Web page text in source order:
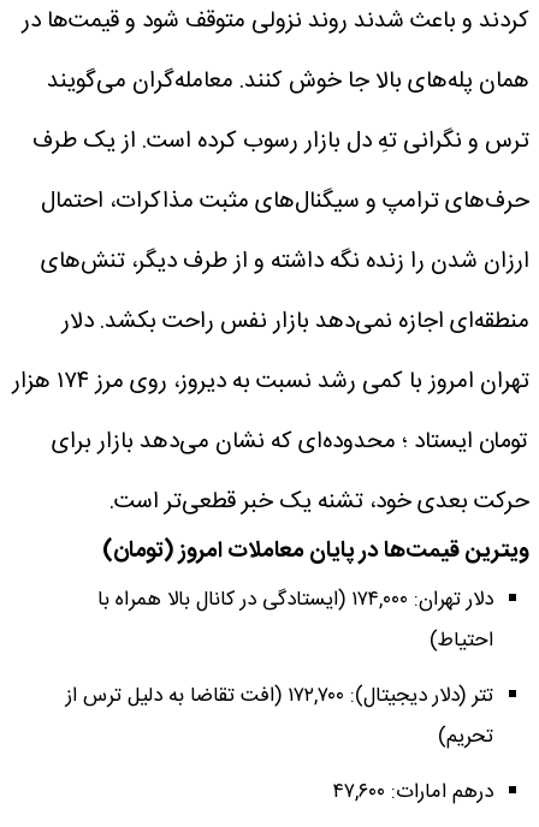
کردند و باعث شدند روند نزولی متوقف شود و قیمت‌ها در
همان پله‌های بالا جا خوش کنند. معامله‌گران می‌گویند
ترس و نگرانی تهِ دل بازار رسوب کرده است. از یک طرف
حرف‌های ترامپ و سیگنال‌های مثبت مذاکرات، احتمال
ارزان شدن را زنده نگه داشته و از طرف دیگر، تنش‌های
منطقه‌ای اجازه نمی‌دهد بازار نفس راحت بکشد.دلار
تهران امروز با کمی رشد نسبت به دیروز، روی مرز ۱۷۴ هزار
تومان ایستاد ؛ محدوده‌ای که نشان می‌دهد بازار برای
حرکت بعدی خود، تشنه یک خبر قطعی‌تر است.
ویترین قیمت‌ها در پایان معاملات امروز (تومان)
دلار تهران: ۱۷۴,۰۰۰ (ایستادگی در کانال بالا همراه با
احتیاط)
تتر (دلار دیجیتال): ۱۷۲,۷۰۰ (افت تقاضا به دلیل ترس از
تحریم)
درهم امارات: ۴۷,۶۰۰